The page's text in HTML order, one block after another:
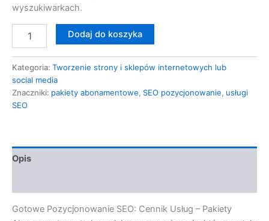
wyszukiwarkach.
Dodaj do koszyka
Kategoria: Tworzenie strony i sklepów internetowych lub
social media
Znaczniki: pakiety abonamentowe, SEO pozycjonowanie, usługi
SEO
Opis
Gotowe Pozycjonowanie SEO: Cennik Usług – Pakiety